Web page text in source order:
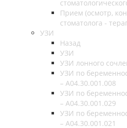
Прием (осмотр,
стоматолога -
УЗИ
Назад
УЗИ
УЗИ лонного
УЗИ по
– A04.30.001.008
УЗИ по
– A04.30.001.029
УЗИ по
– A04.30.001.021